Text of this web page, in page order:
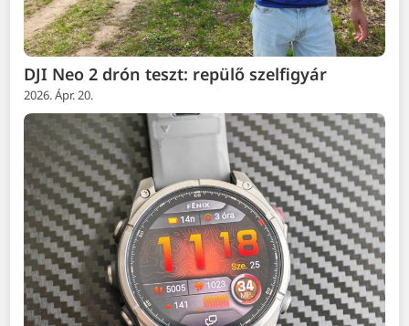
DJI Neo 2 drón teszt: repülő szelfigyár
2026. Ápr. 20.